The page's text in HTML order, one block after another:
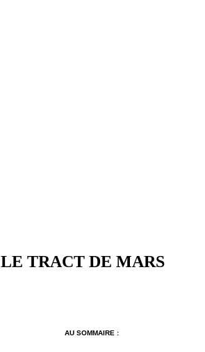
LE TRACT DE MARS
AU SOMMAIRE :